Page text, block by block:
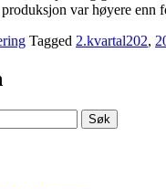
var høyere enn
Tagged 2.kvartal202,